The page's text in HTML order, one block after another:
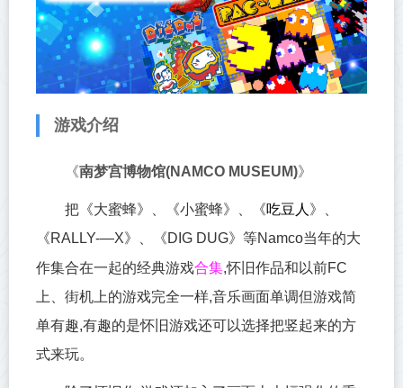
游戏介绍
《南梦宫博物馆(NAMCO MUSEUM)》
把《大蜜蜂》、《小蜜蜂》、《吃豆人 》、
《RALLY-—X》、《DIG DUG》等Namco当年的大
作集合在一起的经典游戏合集,怀旧作品和以前FC
上、街机上的游戏完全一样,音乐画面单调但游戏简
单有趣,有趣的是怀旧游戏还可以选择把竖起来的方
式来玩。